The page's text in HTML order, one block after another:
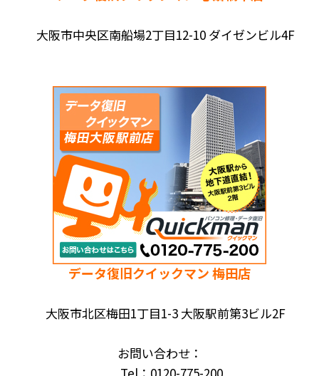
大阪市中央区南船場2丁目12-10 ダイゼンビル4F
データ復旧クイックマン 梅田店
大阪市北区梅田1丁目1-3 大阪駅前第3ビル2F
お問い合わせ：